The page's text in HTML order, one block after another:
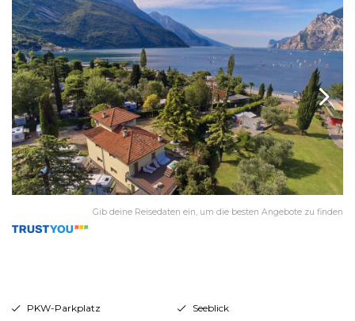
Gib deine Reisedaten ein, um die besten Angebote zu finden
PKW-Parkplatz
Seeblick